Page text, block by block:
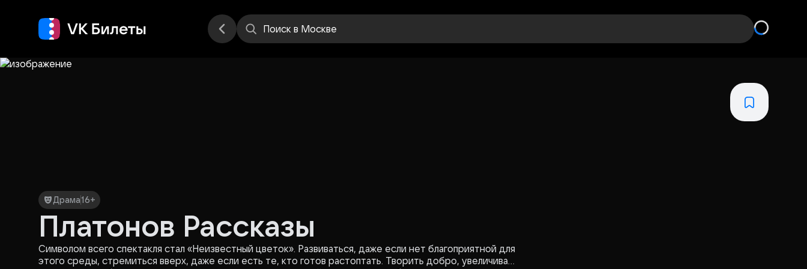
Поиск в Москве
Драма16+
Платонов Рассказы
Символом всего спектакля стал «Неизвестный цветок». Развиваться, даже если нет благоприятной для
этого среды, стремиться вверх, даже если есть те, кто готов растоптать. Творить добро, увеличивать